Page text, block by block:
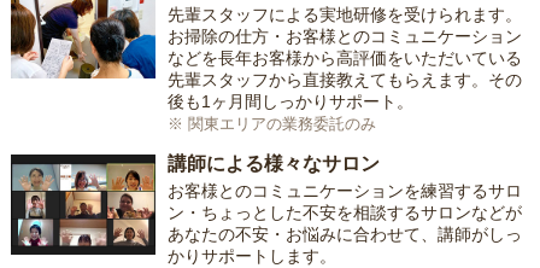
先輩スタッフによる実地研修を受けられます。
お掃除の仕方・お客様とのコミュニケーション
などを長年お客様から高評価をいただいている
先輩スタッフから直接教えてもらえます。その
後も1ヶ月間しっかりサポート。
※ 関東エリアの業務委託のみ
講師による様々なサロン
お客様とのコミュニケーションを練習するサロ
ン・ちょっとした不安を相談するサロンなどが
あなたの不安・お悩みに合わせて、講師がしっ
かりサポートします。